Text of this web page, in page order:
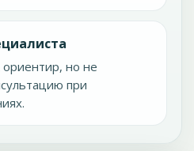
но не
при